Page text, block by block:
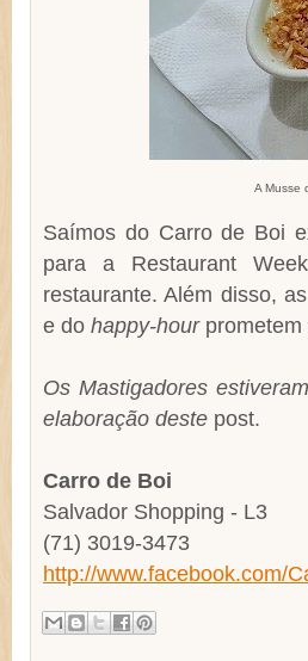
A Musse
Saímos do Carro de Boi
para a Restaurant
restaurante. Além disso,
e do happy-hourprometem
Os Mastigadores
elaboração deste post.
Carro de Boi
Salvador Shopping - L3
(71) 3019-3473
http://www.facebook.com/